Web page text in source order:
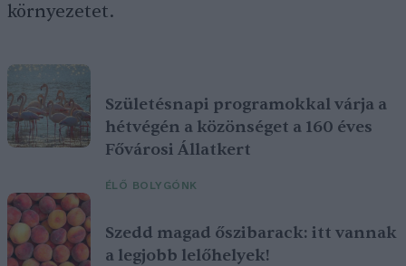
környezetet.
Születésnapi programokkal várja a
hétvégén a közönséget a 160 éves
Fővárosi Állatkert
ÉLŐ BOLYGÓNK
Szedd magad őszibarack: itt vannak
a legjobb lelőhelyek!